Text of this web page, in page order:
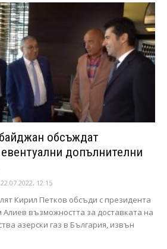
обсъждат
допълнителни
22.07.2022, 12:15
Кирил Петков обсъди с президента
възможността за доставката на
азерски газ в България, извън